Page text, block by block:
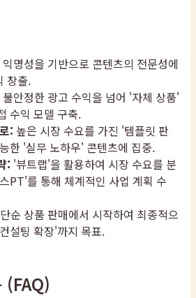
익명성을 기반으로 콘텐츠의 전문성에
창출.
불안정한 광고 수익을 넘어 '자체 상품'
수익 모델 구축.
: 높은 시장 수요를 가진 '템플릿 판
한 '실무 노하우' 콘텐츠에 집중.
: '뷰트랩'을 활용하여 시장 수요를 분
PT'를 통해 체계적인 사업 계획 수
단순 상품 판매에서 시작하여 최종적으
설팅 확장'까지 목표.
(FAQ)